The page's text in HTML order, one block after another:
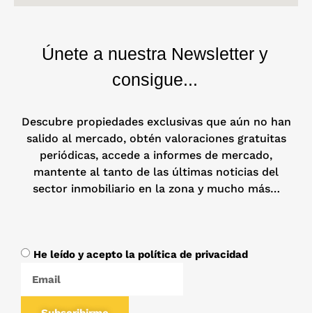
Únete a nuestra Newsletter y
consigue...
Descubre propiedades exclusivas que aún no han
salido al mercado, obtén valoraciones gratuitas
periódicas, accede a informes de mercado,
mantente al tanto de las últimas noticias del
sector inmobiliario en la zona y mucho más…
He leído y acepto la política de privacidad